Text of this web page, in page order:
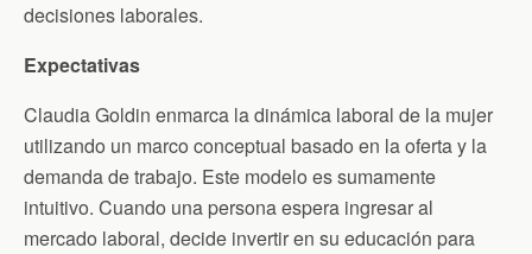
decisiones laborales.
Expectativas
Claudia Goldin enmarca la dinámica laboral de la mujer
utilizando un marco conceptual basado en la oferta y la
demanda de trabajo. Este modelo es sumamente
intuitivo. Cuando una persona espera ingresar al
mercado laboral, decide invertir en su educación para